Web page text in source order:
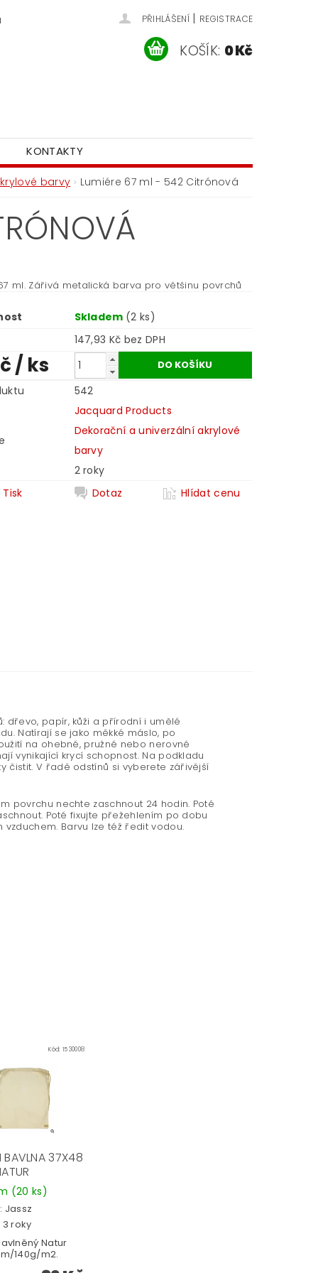
PŘIHLÁŠENÍ | REGISTRACE
KOŠÍK: 0 Kč
KONTAKTY
barvy Lumiére 67 ml - 542 Citrónová
ml. Zářivá metalická barva pro většinu povrchů
Skladem (2 ks)
147,93 Kč bez DPH
/ ks
542
Jacquard Products
Dekorační a univerzální akrylové
barvy
2 roky
Tisk
Dotaz Hlídat cenu
dřevo, papír, kůži a přírodní i umělé
Natírají se jako měkké máslo, po
na ohebné, pružné nebo nerovné
vynikající krycí schopnost. Na podkladu
čistit. V řadě odstínů si vyberete zářivější
povrchu nechte zaschnout 24 hodin. Poté
Poté fixujte přežehlením po dobu
Barvu lze též ředit vodou.
Kód: 1530008
BAVLNA 37X48
(20 ks)
Jassz
3 roky
Natur
140g/m2.